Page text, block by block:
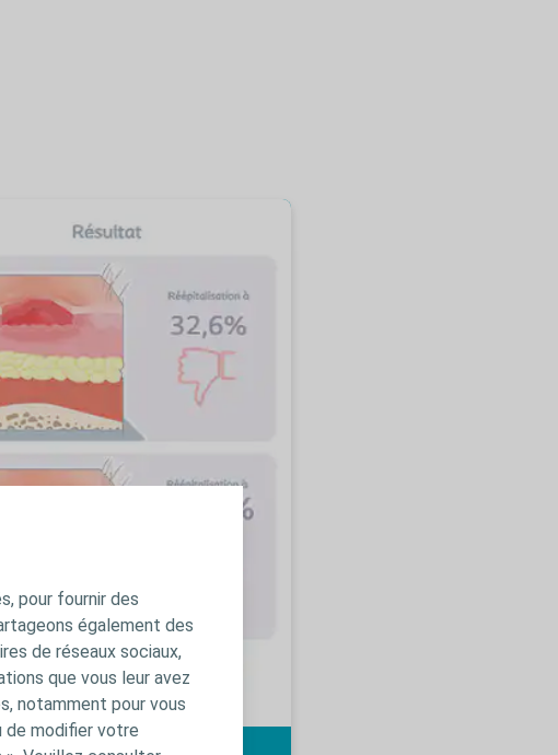
pour fournir des
également des
de réseaux sociaux,
que vous leur avez
notamment pour vous
de modifier votre